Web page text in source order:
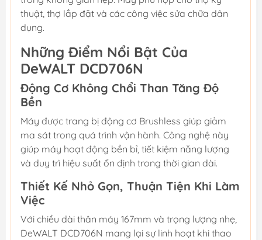
thuật, thợ lắp đặt và các công việc sửa chữa dân
dụng.
Những Điểm Nổi Bật Của
DeWALT DCD706N
Động Cơ Không Chổi Than Tăng Độ
Bền
Máy được trang bị động cơ Brushless giúp giảm
ma sát trong quá trình vận hành. Công nghệ này
giúp máy hoạt động bền bỉ, tiết kiệm năng lượng
và duy trì hiệu suất ổn định trong thời gian dài.
Thiết Kế Nhỏ Gọn, Thuận Tiện Khi Làm
Việc
Với chiều dài thân máy 167mm và trọng lượng nhẹ,
DeWALT DCD706N mang lại sự linh hoạt khi thao